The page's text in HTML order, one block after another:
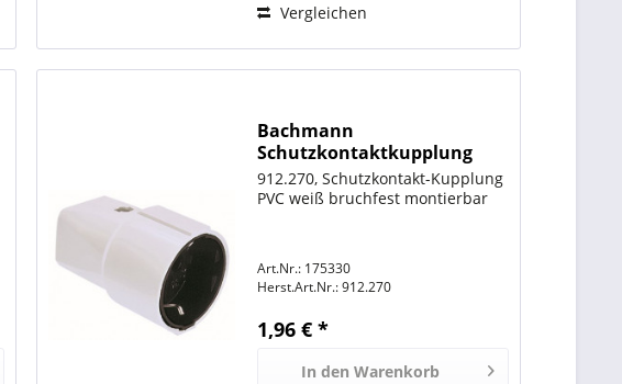
Vergleichen
Bachmann
Schutzkontaktkupplung
zentral, weiß
912.270, Schutzkontakt-Kupplung
PVC weiß bruchfest montierbar
Art.Nr.: 175330
Herst.Art.Nr.:912.270
1,96 € *
In den Warenkorb